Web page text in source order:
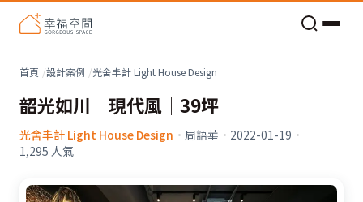
首頁 設計案例 光舍丰計 Light House Design
韶光如川│現代風│39坪
光舍丰計 Light House Design · 周語華 · 2022-01-19 ·
1,295 人氣